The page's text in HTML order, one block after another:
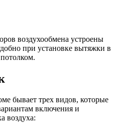
воздухообмена устроены
при установке вытяжки в
бывает трех видов, которые
включения и
воздуха: